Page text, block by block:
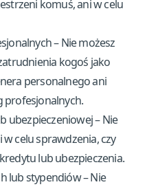
komuś, ani w celu
– Nie możesz
kogoś jako
personalnego ani
profesjonalnych.
ubezpieczeniowej – Nie
celu sprawdzenia, czy
lub ubezpieczenia.
lub stypendiów – Nie